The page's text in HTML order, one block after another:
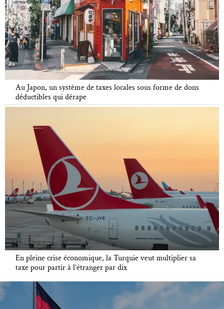
Au Japon, un système de taxes locales sous forme de dons
déductibles qui dérape
En pleine crise économique, la Turquie veut multiplier sa
taxe pour partir à l’étranger par dix